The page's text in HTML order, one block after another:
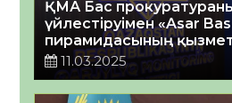
ҚМА Бас
үйлестіруімен «Asar
пирамидасының
11.03.2025